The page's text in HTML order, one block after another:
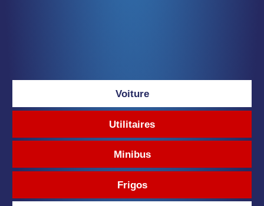
Voiture
Utilitaires
Minibus
Frigos